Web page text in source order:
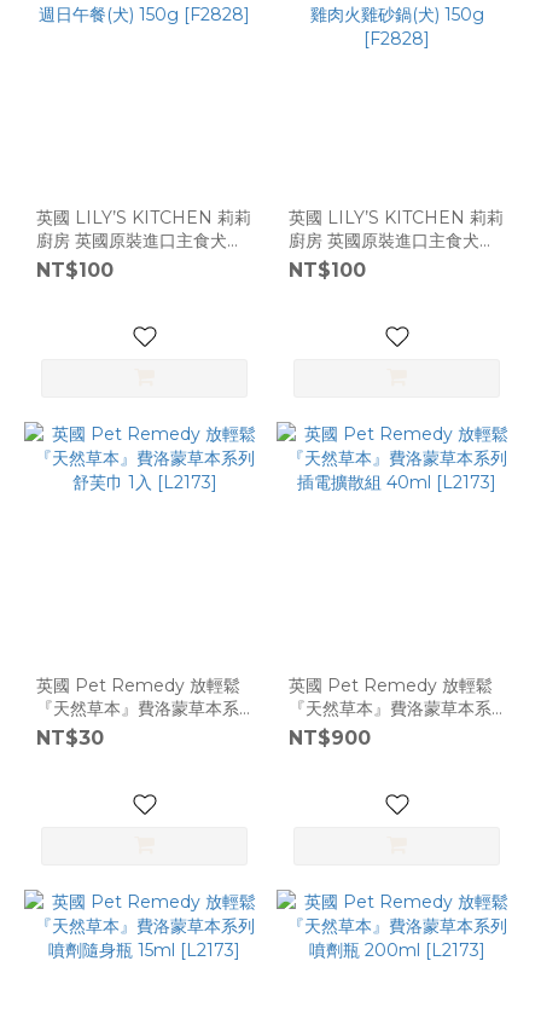
英國 LILY’S KITCHEN 莉莉
廚房 英國原裝進口主食犬餐
盒 - 週日午餐(犬) 150g
[F2828]
NT$100
英國 LILY’S KITCHEN 莉莉
廚房 英國原裝進口主食犬餐
盒 -雞肉火雞砂鍋(犬) 150g
[F2828]
NT$100
英國 Pet Remedy 放輕鬆
『天然草本』費洛蒙草本系
列 舒芙巾 1入 [L2173]
NT$30
英國 Pet Remedy 放輕鬆
『天然草本』費洛蒙草本系
列 插電擴散組 40ml
[L2173]
NT$900